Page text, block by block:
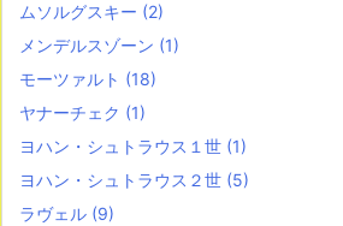
ムソルグスキー (2)
メンデルスゾーン (1)
モーツァルト (18)
ヤナーチェク (1)
ヨハン・シュトラウス１世 (1)
ヨハン・シュトラウス２世 (5)
ラヴェル (9)